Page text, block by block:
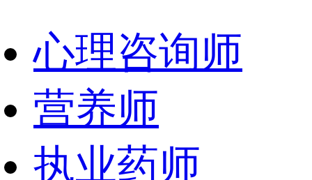
心理咨询师
营养师
执业药师